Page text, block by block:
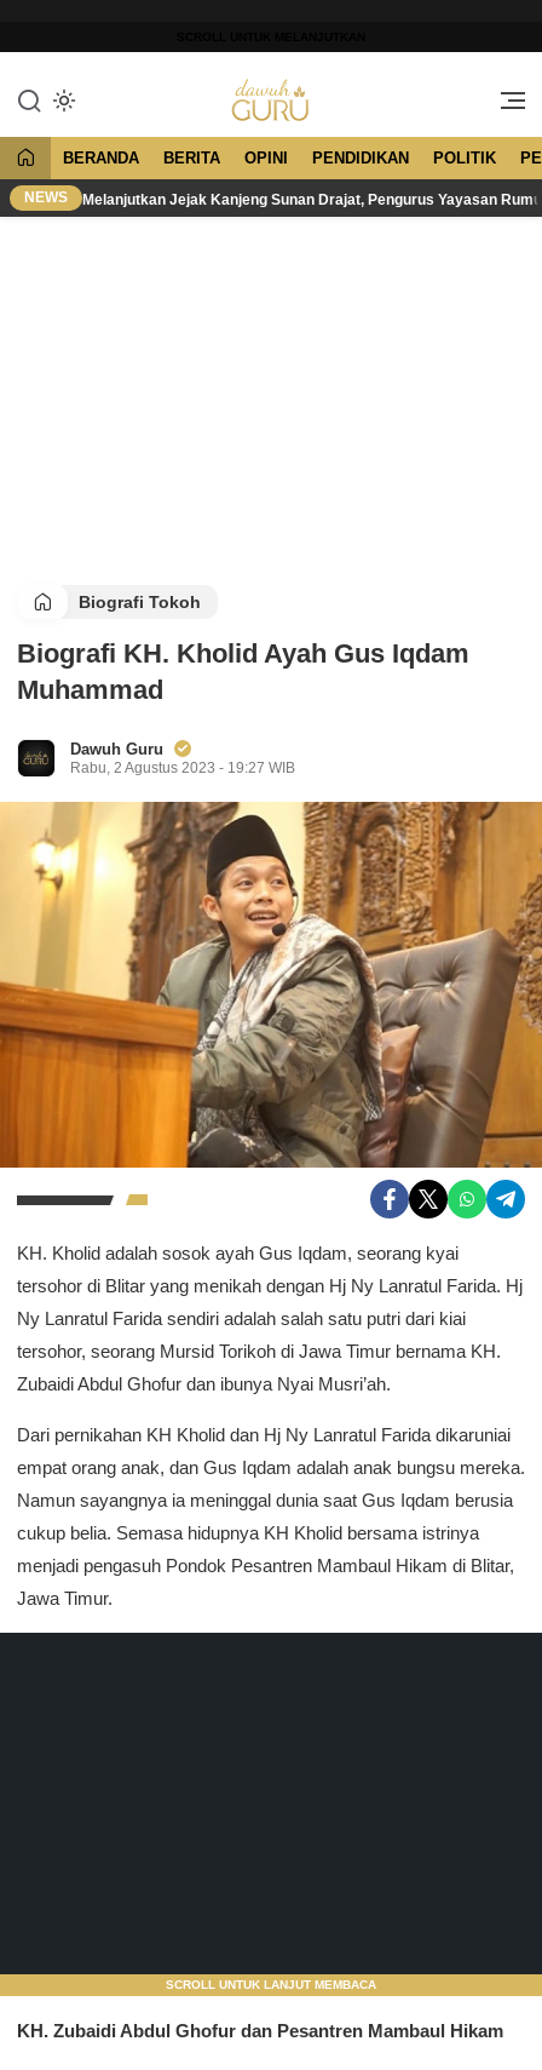
konten
Dawuh Guru
Merawat Tradisi, Membangun
BERANDA BERITA OPINI PENDIDIKAN POLITIK
NEWS Melanjutkan Jejak Kanjeng Sunan Drajat, Pengurus Yayasan
Biografi Tokoh
Biografi KH. Kholid Ayah Gus Iqdam
Muhammad
Dawuh Guru
Rabu, 2 Agustus 2023 - 19:27 WIB
KH. Kholid adalah sosok ayah Gus Iqdam, seorang kyai
tersohor di Blitar yang menikah dengan Hj Ny Lanratul Farida. Hj
Ny Lanratul Farida sendiri adalah salah satu putri dari kiai
tersohor, seorang Mursid Torikoh di Jawa Timur bernama KH.
Zubaidi Abdul Ghofur dan ibunya Nyai Musri’ah.
Dari pernikahan KH Kholid dan Hj Ny Lanratul Farida dikaruniai
empat orang anak, dan Gus Iqdam adalah anak bungsu mereka.
Namun sayangnya ia meninggal dunia saat Gus Iqdam berusia
cukup belia. Semasa hidupnya KH Kholid bersama istrinya
menjadi pengasuh Pondok Pesantren Mambaul Hikam di Blitar,
Jawa Timur.
SCROLL UNTUK LANJUT MEMBACA
KH. Zubaidi Abdul Ghofur dan Pesantren Mambaul Hikam